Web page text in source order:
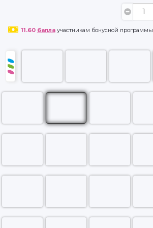
11.60 баллаучастникам бонусной программы